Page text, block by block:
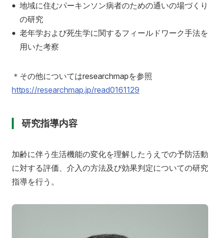
地域に住むパーキンソン病者のための通いの場づくり
の研究
老年学および死生学に関するフィールドワーク手法を
用いた考察
＊その他についてはresearchmapを参照
https://researchmap.jp/read0161129
研究指導内容
加齢に伴う生活機能の変化を理解したうえでの予防活動
に対する評価、介入の方法及び効果判定についての研究
指導を行う。